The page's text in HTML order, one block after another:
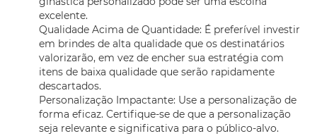
excelente.
Qualidade Acima de Quantidade: É preferível investir
em brindes de alta qualidade que os destinatários
valorizarão, em vez de encher sua estratégia com
itens de baixa qualidade que serão rapidamente
descartados.
Personalização Impactante: Use a personalização de
forma eficaz. Certifique-se de que a personalização
seja relevante e significativa para o público-alvo.